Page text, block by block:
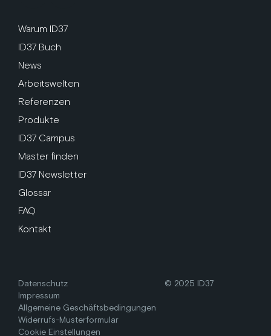
Warum ID37
ID37 Buch
News
Arbeitswelten
Referenzen
Produkte
ID37 Campus
Master finden
ID37 Newsletter
Glossar
FAQ
Kontakt
Datenschutz
Impressum
Allgemeine Geschäftsbedingungen
Widerrufs-Musterformular
Cookie Einstellungen
© 2025 ID37